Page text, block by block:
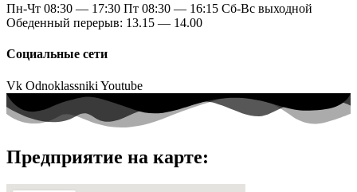
Пн-Чт 08:30 — 17:30 Пт 08:30 — 16:15 Сб-Вс выходной
Обеденный перерыв: 13.15 — 14.00
Социальные сети
Vk Odnoklassniki Youtube
Предприятие на карте: